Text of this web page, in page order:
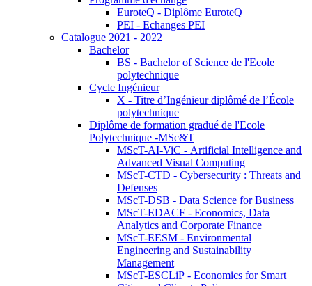
EuroteQ - Diplôme EuroteQ
PEI - Echanges PEI
Catalogue 2021 - 2022
Bachelor
BS - Bachelor of Science de l'Ecole
polytechnique
Cycle Ingénieur
X - Titre d’Ingénieur diplômé de l’École
polytechnique
Diplôme de formation gradué de l'Ecole
Polytechnique -MSc&T
MScT-AI-ViC - Artificial Intelligence and
Advanced Visual Computing
MScT-CTD - Cybersecurity : Threats and
Defenses
MScT-DSB - Data Science for Business
MScT-EDACF - Economics, Data
Analytics and Corporate Finance
MScT-EESM - Environmental
Engineering and Sustainability
Management
MScT-ESCLiP - Economics for Smart